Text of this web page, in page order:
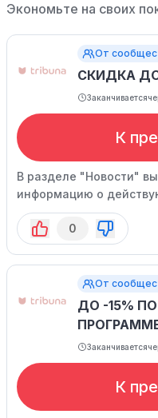
Экономьте на своих
От
СКИДКА
Заканчивается
К
В разделе "Новости"
информацию о
только.
0
От
ДО -15%
Заканчивается
К